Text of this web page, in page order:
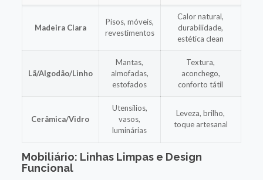
Madeira Clara
Pisos, móveis,
revestimentos
Calor natural,
durabilidade,
estética clean
Lã/Algodão/Linho
Mantas,
almofadas,
estofados
Textura,
aconchego,
conforto tátil
Cerâmica/Vidro
Utensílios,
vasos,
luminárias
Leveza, brilho,
toque artesanal
Mobiliário: Linhas Limpas e Design
Funcional